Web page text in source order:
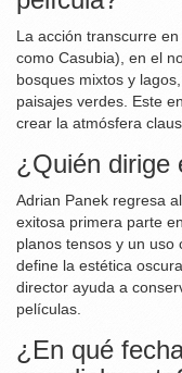
La acción transcurre
como Casubia), en el
bosques mixtos y
paisajes verdes. Este
crear la atmósfera
¿Quién dirige
Adrian Panek regresa
exitosa primera parte
planos tensos y un uso
define la estética
director ayuda a
películas.
¿En qué